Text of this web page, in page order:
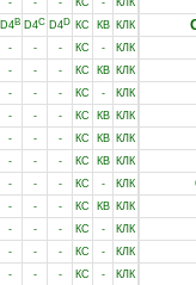
- - - КС - КЛК
D4B D4C D4D КС КВ КЛК
- - - КС - КЛК
- - - КС КВ КЛК
- - - КС - КЛК
- - - КС КВ КЛК
- - - КС КВ КЛК
- - - КС КВ КЛК
- - - КС - КЛК
- - - КС КВ КЛК
- - - КС - КЛК
- - - КС - КЛК
- - - КС - КЛК